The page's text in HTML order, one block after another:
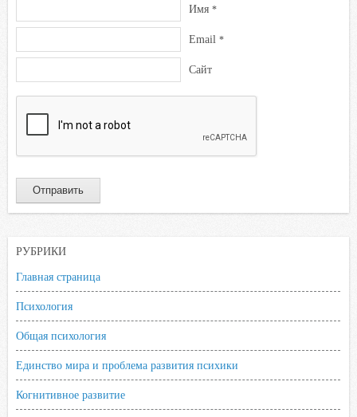
Имя *
Email *
Сайт
РУБРИКИ
Главная страница
Психология
Общая психология
Единство мира и проблема развития психики
Когнитивное развитие